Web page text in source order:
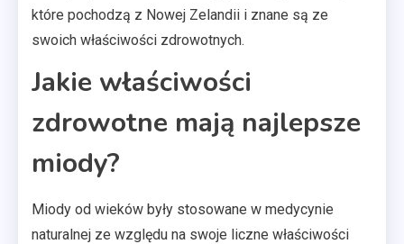
które pochodzą z Nowej Zelandii i znane są ze
swoich właściwości zdrowotnych.
Jakie właściwości
zdrowotne mają najlepsze
miody?
Miody od wieków były stosowane w medycynie
naturalnej ze względu na swoje liczne właściwości